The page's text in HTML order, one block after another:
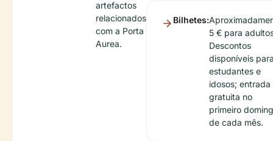
artefactos
relacionados
com a Porta
Aurea.
Bilhetes:
5 € para
Descontos
disponíveis
estudantes e
idosos; entrada
gratuita no
primeiro
de cada mês.